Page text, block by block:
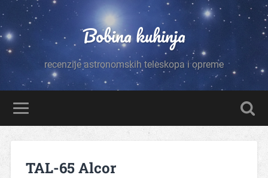
Bobina kuhinja
recenzije astronomskih teleskopa i opreme
TAL-65 Alcor